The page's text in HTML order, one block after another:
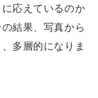
応えているのか
結果、写真から
多層的になりま